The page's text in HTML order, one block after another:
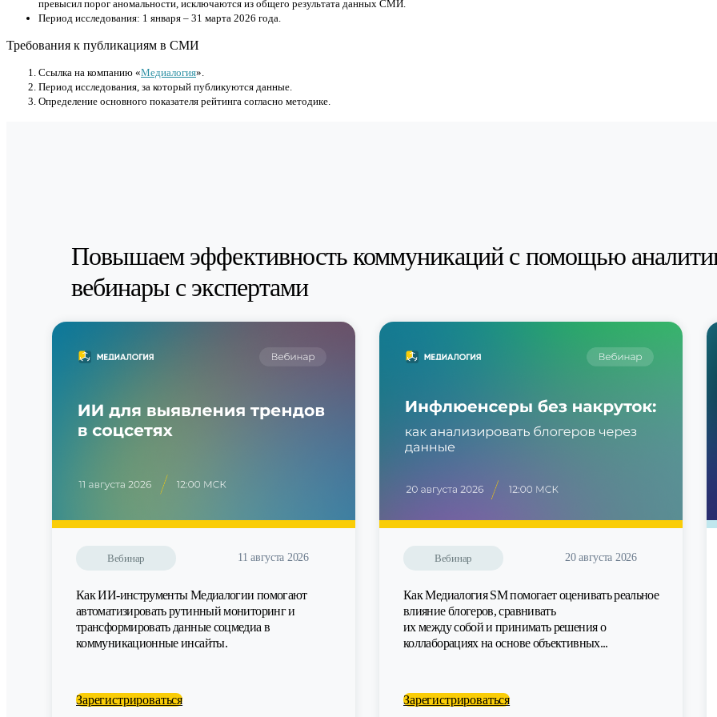
превысил порог аномальности, исключаются из общего результата данных СМИ.
Период исследования: 1 января – 31 марта 2026 года.
Требования к публикациям в СМИ
Cсылка на компанию «Медиалогия».
Период исследования, за который публикуются данные.
Определение основного показателя рейтинга согласно методике.
Повышаем эффективность коммуникаций с помощью
вебинары с экспертами
Вебинар 11 августа 2026
Как ИИ-инструменты Медиалогии помогают
автоматизировать рутинный мониторинг и
трансформировать данные соцмедиа в
коммуникационные инсайты.
Зарегистрироваться
Вебинар 20 августа 2026
Как Медиалогия SM помогает оценивать реальное
влияние блогеров, сравнивать
их между собой и принимать решения о
коллаборациях на основе объективных...
Зарегистрироваться